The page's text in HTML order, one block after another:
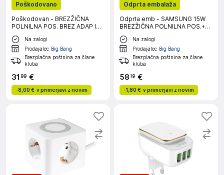
Poškodovano
Poškodovan - BREZŽIČNA
POLNILNA POS. BREZ ADAP IN
KABL 15W SIV
Na zalogi
Prodajalec Big Bang
Brezplačna poštnina za člane
kluba
31 99 €
-8,00 € v primerjavi z novim
Odprta embalaža
Odprta emb - SAMSUNG 15W
BREZŽIČNA POLNILNA POS.+
ADAPTER+KABEL BELA
Na zalogi
Prodajalec Big Bang
Brezplačna poštnina za člane
kluba
5819 €
-1,80 € v primerjavi z novim